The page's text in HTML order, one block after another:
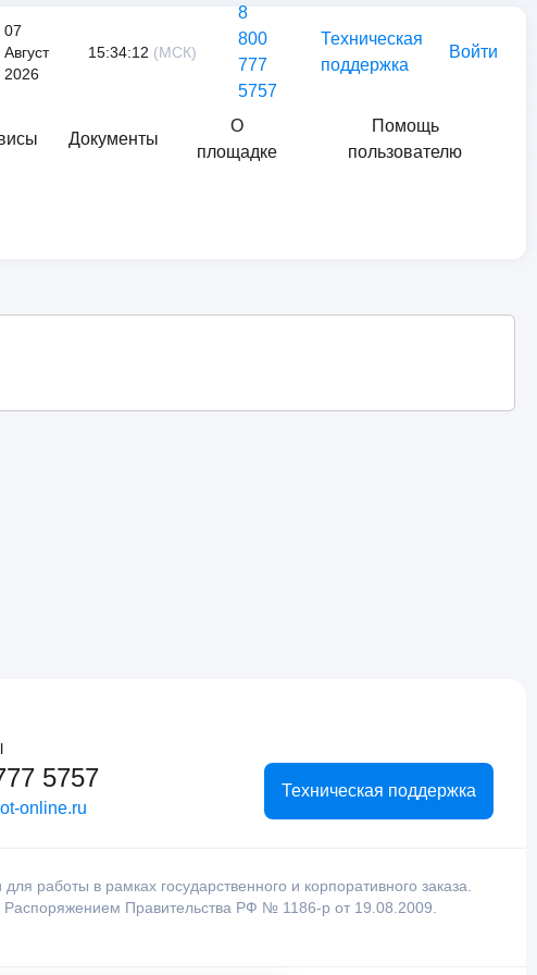
07
Август
2026
15:34:12 (МСК)
8
800
777
5757
Техническая
поддержка
Войти
Документы
О
площадке
Помощь
пользователю
5757
online.ru
Техническая поддержка
работы в рамках государственного и корпоративного заказа.
Правительства РФ № 1186-р от 19.08.2009.